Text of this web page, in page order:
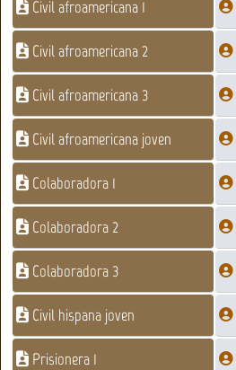
Civil afroamericana 1
Civil afroamericana 2
Civil afroamericana 3
Civil afroamericana joven
Colaboradora 1
Colaboradora 2
Colaboradora 3
Civil hispana joven
Prisionera 1